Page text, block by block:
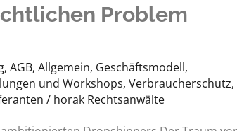
Problem
, AGB, Allgemein, Geschäftsmodell,
und Workshops, Verbraucherschutz,
/ horak Rechtsanwälte